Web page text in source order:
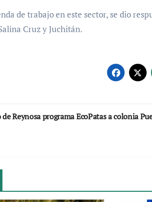
de trabajo en este sector, se dio
Cruz y Juchitán.
Reynosa programa EcoPatas a colonia